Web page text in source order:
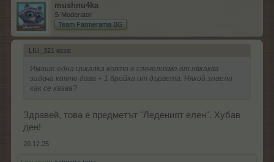
mushnu4ka
S-Moderator
Team Farmerama BG
LILI_321 каза: ↑
Имаше една цъкалка която е спечелихме от някаква
задача която дава + 1 бройка от дървета. Някой знаели
как се казва?
Здравей, това е предметът "Леденият елен". Хубав
ден!
20.12.25